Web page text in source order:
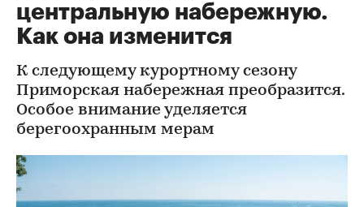
центральную набережную.
Как она изменится
К следующему курортному сезону
Приморская набережная преобразится.
Особое внимание уделяется
берегоохранным мерам